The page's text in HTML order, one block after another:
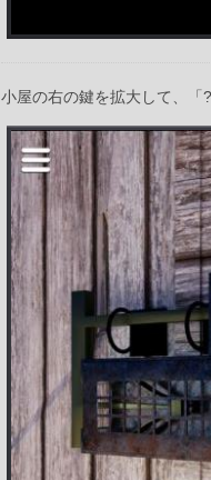
小屋の右の鍵を拡大して、「